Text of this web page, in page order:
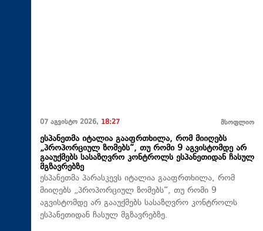
07 აგვისტო 2026, 18:27 მსოფლიო
ესპანეთმა იტალია გააფრთხილა, რომ მიიღებს
„პროპორციულ ზომებს“, თუ რომი 9 აგვისტომდე არ
გააუქმებს სასაზღვრო კონტროლს ესპანეთიდან ჩასულ
მგზავრებზე
ესპანეთმა პარასკევს იტალია გააფრთხილა, რომ
მიიღებს „პროპორციულ ზომებს“, თუ რომი 9
აგვისტომდე არ გააუქმებს სასაზღვრო კონტროლს
ესპანეთიდან ჩასულ მგზავრებზე.